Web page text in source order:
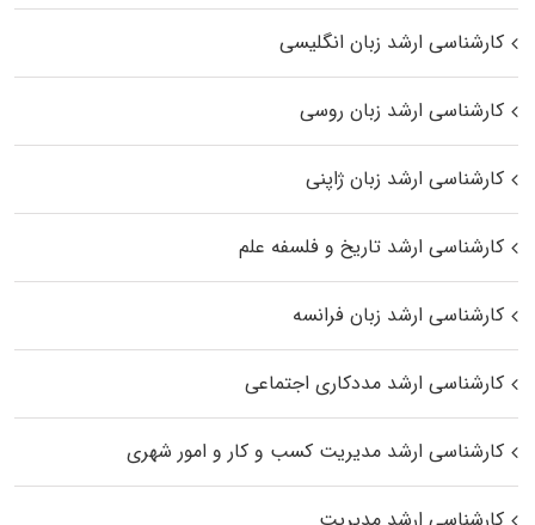
کارشناسی ارشد زبان انگلیسی
کارشناسی ارشد زبان روسی
کارشناسی ارشد زبان ژاپنی
کارشناسی ارشد تاریخ و فلسفه علم
کارشناسی ارشد زبان فرانسه
کارشناسی ارشد مددکاری اجتماعی
کارشناسی ارشد مدیریت کسب و کار و امور شهری